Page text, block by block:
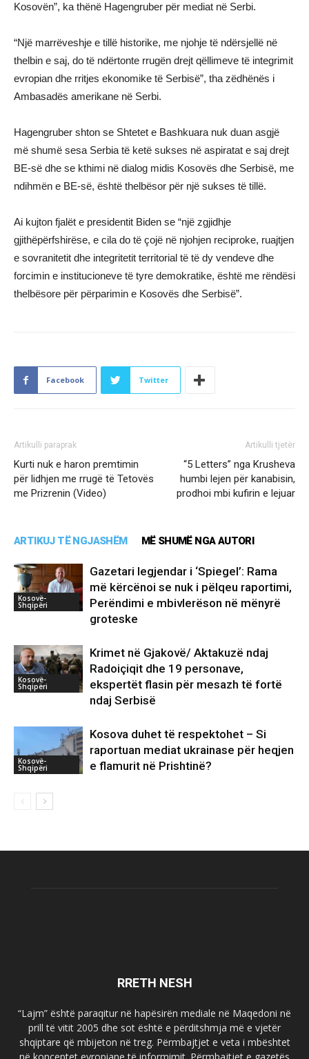
Kosovën”, ka thënë Hagengruber për mediat në Serbi.
“Një marrëveshje e tillë historike, me njohje të ndërsjellë në
thelbin e saj, do të ndërtonte rrugën drejt qëllimeve të integrimit
evropian dhe rritjes ekonomike të Serbisë”, tha zëdhënës i
Ambasadës amerikane në Serbi.
Hagengruber shton se Shtetet e Bashkuara nuk duan asgjë
më shumë sesa Serbia të ketë sukses në aspiratat e saj drejt
BE-së dhe se kthimi në dialog midis Kosovës dhe Serbisë, me
ndihmën e BE-së, është thelbësor për një sukses të tillë.
Ai kujton fjalët e presidentit Biden se “një zgjidhje
gjithëpërfshirëse, e cila do të çojë në njohjen reciproke, ruajtjen
e sovranitetit dhe integritetit territorial të të dy vendeve dhe
forcimin e institucioneve të tyre demokratike, është me rëndësi
thelbësore për përparimin e Kosovës dhe Serbisë”.
Facebook Twitter
Artikulli paraprak
Kurti nuk e haron premtimin
për lidhjen me rrugë të Tetovës
me Prizrenin (Video)
Artikulli tjetër
“5 Letters” nga Krusheva
humbi lejen për kanabisin,
prodhoi mbi kufirin e lejuar
ARTIKUJ TË NGJASHËM MË SHUMË NGA AUTORI
Kosovë-
Shqipëri
Gazetari legjendar i ‘Spiegel’: Rama
më kërcënoi se nuk i pëlqeu raportimi,
Perëndimi e mbivlerëson në mënyrë
groteske
Kosovë-
Shqipëri
Krimet në Gjakovë/ Aktakuzë ndaj
Radoiçiqit dhe 19 personave,
ekspertët flasin për mesazh të fortë
ndaj Serbisë
Kosovë-
Shqipëri
Kosova duhet të respektohet – Si
raportuan mediat ukrainase për heqjen
e flamurit në Prishtinë?
RRETH NESH
“Lajm” është paraqitur në hapësirën mediale në Maqedoni në
prill të vitit 2005 dhe sot është e përditshmja më e vjetër
shqiptare që mbijeton në treg. Përmbajtjet e veta i mbështet